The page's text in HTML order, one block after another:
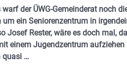
der ÜWG-Gemeinderat noch
um ein Seniorenzentrum in
Josef Rester, wäre es doch mal,
einem Jugendzentrum aufziehen
quasi …